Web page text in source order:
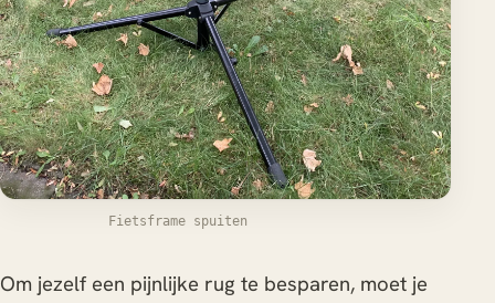
Fietsframe spuiten
Om jezelf een pijnlijke rug te besparen, moet je